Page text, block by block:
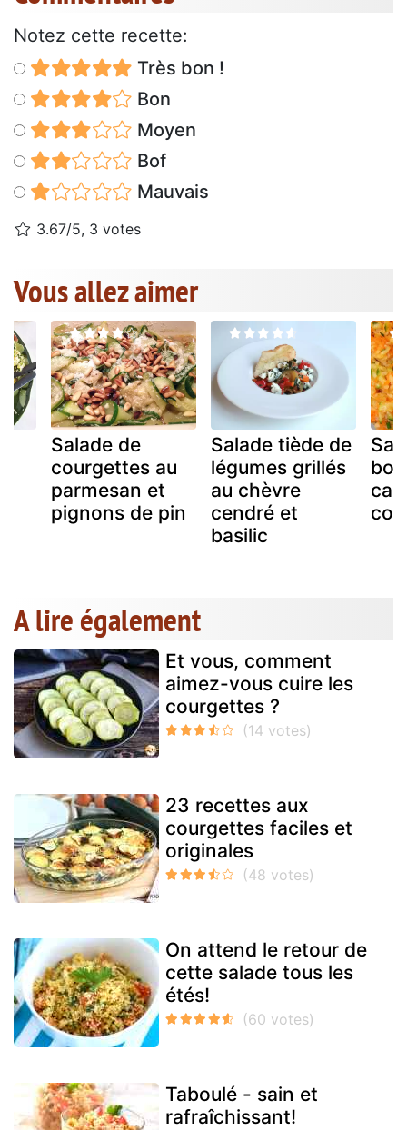
Notez cette recette:
Très bon !
Bon
Moyen
Bof
Mauvais
3.67/5, 3 votes
Vous allez aimer
Salade de
courgettes au
parmesan et
pignons de pin
Salade tiède de
légumes grillés
au chèvre
cendré et
basilic
A lire également
Et vous, comment
aimez-vous cuire les
courgettes ?
23 recettes aux
courgettes faciles et
originales
On attend le retour de
cette salade tous les
étés!
Taboulé - sain et
rafraîchissant!